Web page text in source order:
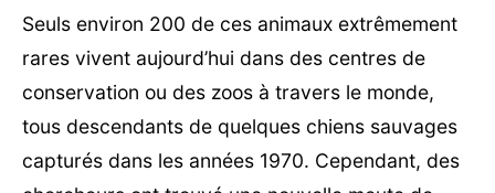
Seuls environ 200 de ces animaux extrêmement
rares vivent aujourd’hui dans des centres de
conservation ou des zoos à travers le monde,
tous descendants de quelques chiens sauvages
capturés dans les années 1970. Cependant, des